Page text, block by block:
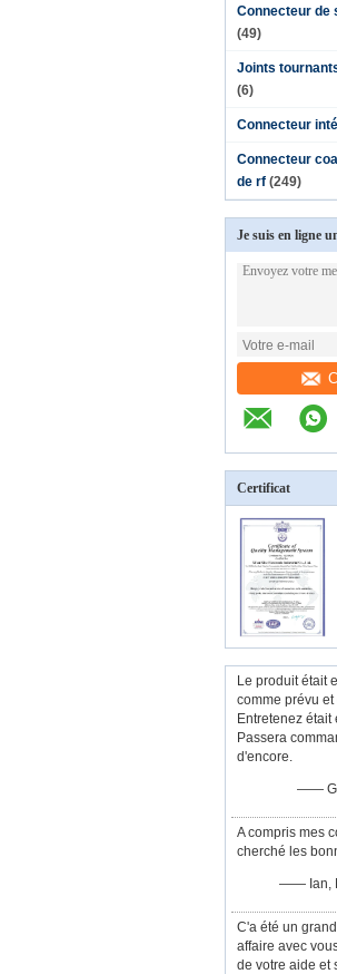
Connecteur de
(49)
Joints
(6)
Connecteur
Connecteur
de rf (249)
Je suis en ligne
Certificat
Le produit était
comme prévu
Entretenez était
Passera
d'encore.
——
A compris mes
cherché les
—— Ian,
C'a été un
affaire avec
de votre aide et